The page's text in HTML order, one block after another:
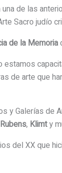
de las
Sacro judío
de la Memoria
arte que
Galerías
Rubens, Klimty
del XX que